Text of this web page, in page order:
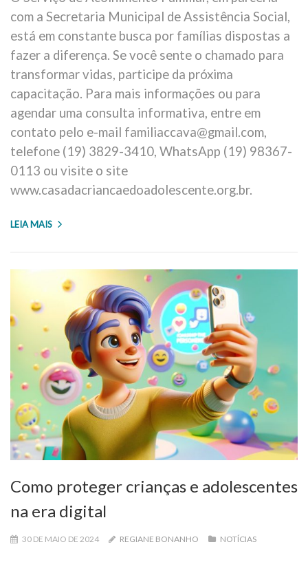
com a Secretaria Municipal de Assistência Social,
está em constante busca por famílias dispostas a
fazer a diferença. Se você sente o chamado para
transformar vidas, participe da próxima
capacitação. Para mais informações ou para
agendar uma consulta informativa, entre em
contato pelo e-mail familiaccava@gmail.com,
telefone (19) 3829-3410, WhatsApp (19) 98367-
0113 ou visite o site
www.casadacriancaedoadolescente.org.br.
LEIA MAIS
Como proteger crianças e adolescentes
na era digital
30 DE MAIO DE 2024 REGIANE BONANHO NOTÍCIAS